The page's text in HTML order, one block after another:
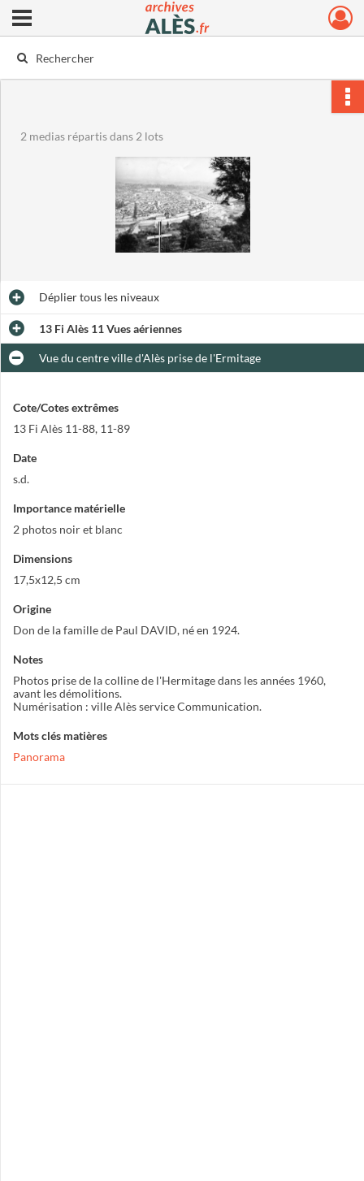
Archives municipales d'Alès
Ouvrir le menu déroulant
2 medias répartis dans 2 lots
Dépliertous les niveaux
13 Fi Alès 11 Vues aériennes
Vue du centre ville d'Alès prise de l'Ermitage
Cote/Cotes extrêmes
13 Fi Alès 11-88, 11-89
Date
s.d.
Importance matérielle
2 photos noir et blanc
Dimensions
17,5x12,5 cm
Origine
Don de la famille de Paul DAVID, né en 1924.
Notes
Photos prise de la colline de l'Hermitage dans les années 1960,
avant les démolitions.
Numérisation : ville Alès service Communication.
Mots clés matières
Panorama